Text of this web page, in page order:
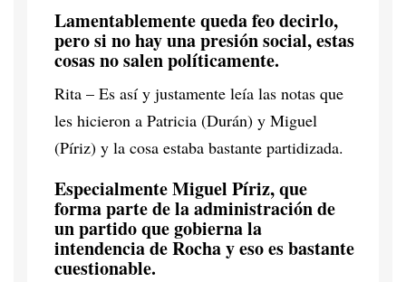
Lamentablemente queda feo decirlo,
pero si no hay una presión social, estas
cosas no salen políticamente.
Rita – Es así y justamente leía las notas que
les hicieron a Patricia (Durán) y Miguel
(Píriz) y la cosa estaba bastante partidizada.
Especialmente Miguel Píriz, que
forma parte de la administración de
un partido que gobierna la
intendencia de Rocha y eso es bastante
cuestionable.